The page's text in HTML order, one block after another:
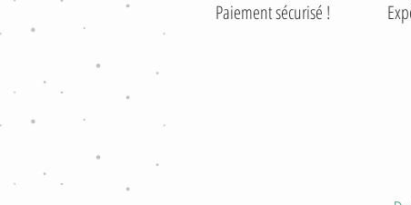
Paiement sécurisé !